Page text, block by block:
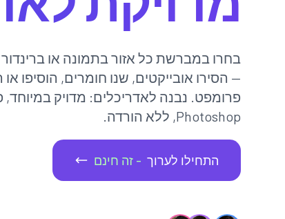
— הסירו אובייקטים, שנו חומרים, הוסיפו
פרומפט. נבנה לאדריכלים: מדויק במיוחד,
Photoshop, ללא הורדה.
התחילו לערוך - זה חינם